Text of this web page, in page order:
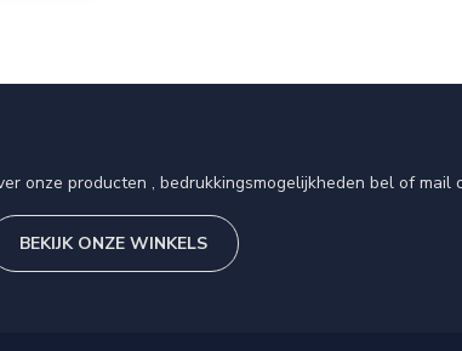
onze producten , bedrukkingsmogelijkheden bel of mail
BEKIJK ONZE WINKELS